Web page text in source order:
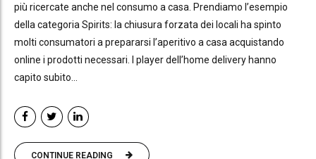
più ricercate anche nel consumo a casa. Prendiamo l’esempio
della categoria Spirits: la chiusura forzata dei locali ha spinto
molti consumatori a prepararsi l’aperitivo a casa acquistando
online i prodotti necessari. I player dell’home delivery hanno
capito subito...
CONTINUE READING